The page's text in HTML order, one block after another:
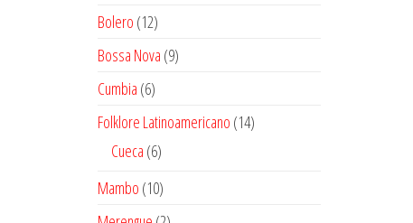
producto
Bolero 1212
productos
Bossa Nova 99
Cumbia 66
productos
Folklore Latinoamericano 1414
Cueca 66
Mambo 1010
productos